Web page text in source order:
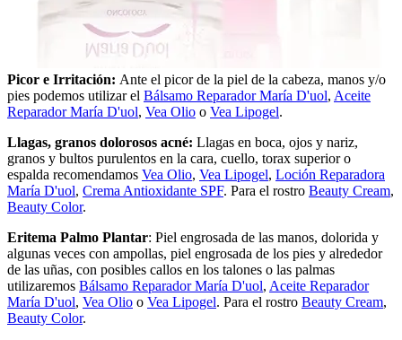
Picor e Irritación: Ante el picor de la piel de la cabeza, manos y/o
pies podemos utilizar el Bálsamo Reparador María D'uol, Aceite
Reparador María D'uol, Vea Olio o Vea Lipogel.
Llagas, granos dolorosos acné: Llagas en boca, ojos y nariz,
granos y bultos purulentos en la cara, cuello, torax superior o
espalda recomendamos Vea Olio, Vea Lipogel, Loción Reparadora
María D'uol, Crema Antioxidante SPF. Para el rostro Beauty Cream,
Beauty Color.
Eritema Palmo Plantar: Piel engrosada de las manos, dolorida y
algunas veces con ampollas, piel engrosada de los pies y alrededor
de las uñas, con posibles callos en los talones o las palmas
utilizaremos Bálsamo Reparador María D'uol, Aceite Reparador
María D'uol, Vea Olio o Vea Lipogel. Para el rostro Beauty Cream,
Beauty Color.